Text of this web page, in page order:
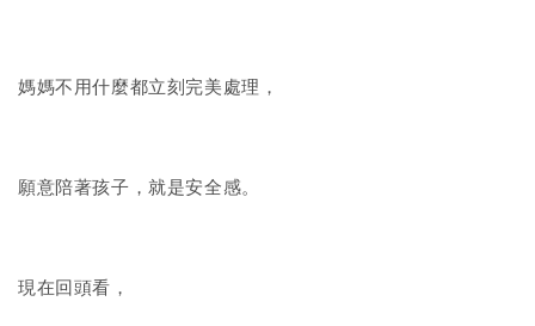
媽媽不用什麼都立刻完美處理，
願意陪著孩子，就是安全感。
現在回頭看，